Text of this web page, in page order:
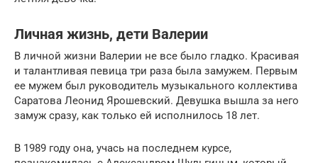
Личная жизнь, дети Валерии
В личной жизни Валерии не все было гладко. Красивая
и талантливая певица три раза была замужем. Первым
ее мужем был руководитель музыкального коллектива
Саратова Леонид Ярошевский. Девушка вышла за него
замуж сразу, как только ей исполнилось 18 лет.
В 1989 году она, учась на последнем курсе,